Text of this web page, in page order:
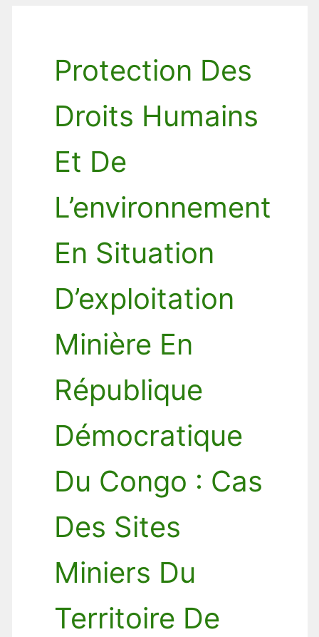
Protection Des
Droits Humains
Et De
L’environnement
En Situation
D’exploitation
Minière En
République
Démocratique
Du Congo : Cas
Des Sites
Miniers Du
Territoire De